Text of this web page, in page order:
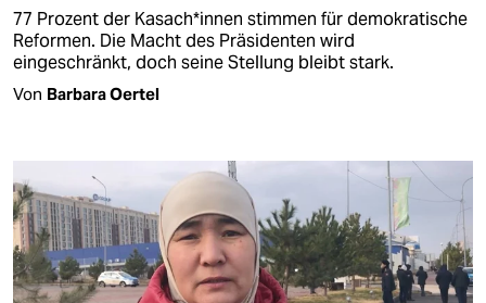
77 Prozent der Ka­sa­ch*in­nen stimmen für demokratische
Reformen. Die Macht des Präsidenten wird
eingeschränkt, doch seine Stellung bleibt stark.
Von Barbara Oertel